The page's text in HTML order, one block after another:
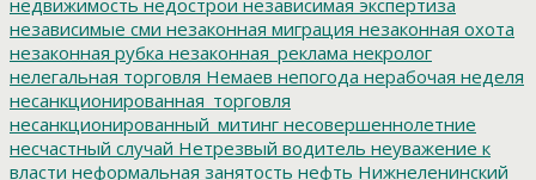
независимые сми незаконная миграция незаконная охота
незаконная рубка незаконная_реклама некролог
нелегальная торговля Немаев непогода нерабочая неделя
несанкционированная_торговля
несанкционированный_митинг несовершеннолетние
несчастный случай Нетрезвый водитель неуважение к
власти неформальная занятость нефть Нижнеленинский